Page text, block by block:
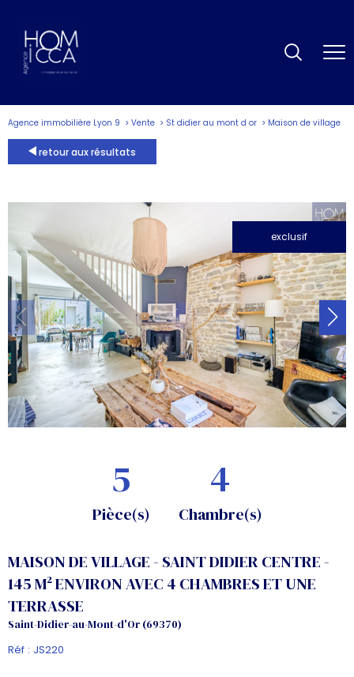
Agence immobilière Lyon 9 Vente St didier au mont d or Maison de village
retour aux résultats
exclusif
5
Pièce(s)
4
Chambre(s)
MAISON DE VILLAGE - SAINT DIDIER CENTRE -
145 M² ENVIRON AVEC 4 CHAMBRES ET UNE
TERRASSE
Saint-Didier-au-Mont-d'Or (69370)
Réf : JS220